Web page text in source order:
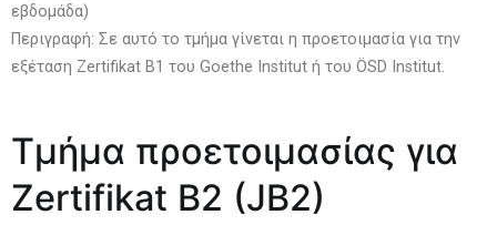
εβδομάδα)
Περιγραφή: Σε αυτό το τμήμα γίνεται η προετοιμασία για την
εξέταση Zertifikat B1 του Goethe Institut ή του ÖSD Institut.
Τμήμα προετοιμασίας για
Zertifikat B2 (JB2)